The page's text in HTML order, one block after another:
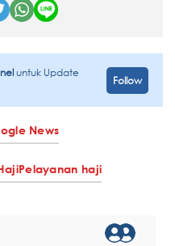
untuk Update
Follow
News
Pelayanan haji